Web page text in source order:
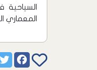
السياحية
المعماري